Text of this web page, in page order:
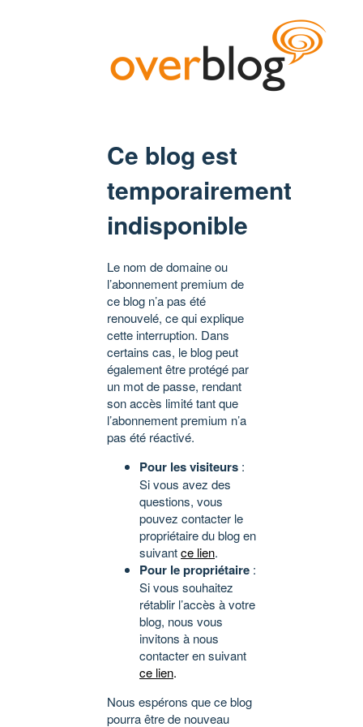
Ce blog est
temporairement
indisponible
Le nom de domaine ou
l’abonnement premium de
ce blog n’a pas été
renouvelé, ce qui explique
cette interruption. Dans
certains cas, le blog peut
également être protégé par
un mot de passe, rendant
son accès limité tant que
l’abonnement premium n’a
pas été réactivé.
Pour les visiteurs :
Si vous avez des
questions, vous
pouvez contacter le
propriétaire du blog en
suivantce lien.
Pour le propriétaire :
Si vous souhaitez
rétablir l’accès à votre
blog, nous vous
invitons à nous
contacter en suivant
ce lien.
Nous espérons que ce blog
pourra être de nouveau